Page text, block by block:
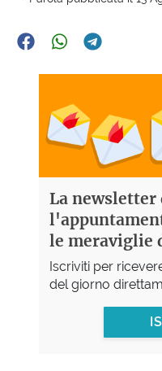
La newsletter
le meraviglie
Iscriviti per
del giorno